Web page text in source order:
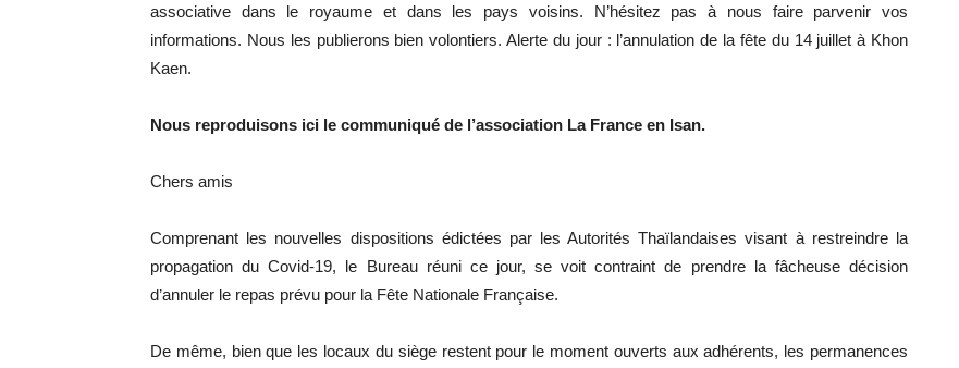
associative dans le royaume et dans les pays voisins. N’hésitez pas à nous faire parvenir vos
informations. Nous les publierons bien volontiers. Alerte du jour : l’annulation de la fête du 14 juillet à Khon
Kaen.
Nous reproduisons ici le communiqué de l’association La France en Isan.
Chers amis
Comprenant les nouvelles dispositions édictées par les Autorités Thaïlandaises visant à restreindre la
propagation du Covid-19, le Bureau réuni ce jour, se voit contraint de prendre la fâcheuse décision
d’annuler le repas prévu pour la Fête Nationale Française.
De même, bien que les locaux du siège restent pour le moment ouverts aux adhérents, les permanences